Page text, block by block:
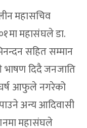
महासचिव
महासंघले डा.
सहित सम्मान
दिदै जनजाति
आफुले नगरेको
अन्य आदिवासी
महासंघले